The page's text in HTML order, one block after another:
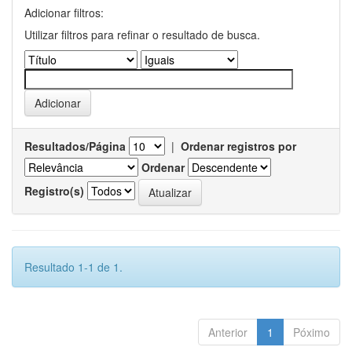
Adicionar filtros:
Utilizar filtros para refinar o resultado de busca.
Resultados/Página | Ordenar registros por
Ordenar
Registro(s)
Resultado 1-1 de 1.
Anterior 1 Póximo